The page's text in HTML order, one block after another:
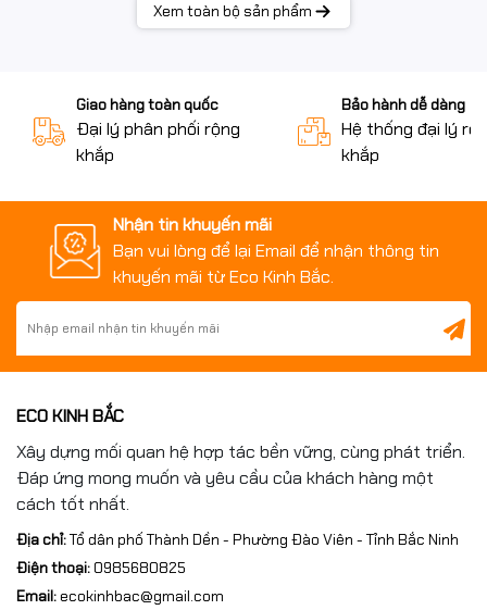
Gia công ren chi tiết cơ khí
Sản xuất kết cấu thép, khung máy
Gia công đồ gá, khuôn mẫu
Xưởng cơ khí sửa chữa và chế tạo
Sản xuất hàng loạt chi tiết cần taro ren
Xem toàn bộ sản phẩm
Giao hàng toàn quốc
Đại lý phân phối rộng
khắp
Bảo hành dễ dàng
Hệ thống đại lý
khắp
Nhận tin khuyến mãi
Bạn vui lòng để lại Email để nhận thông tin
khuyến mãi từ Eco Kinh Bắc.
ECO KINH BẮC
Xây dựng mối quan hệ hợp tác bền vững, cùng phát triển.
Đáp ứng mong muốn và yêu cầu của khách hàng một
cách tốt nhất.
Địa chỉ:Tổ dân phố Thành Dền - Phường Đào Viên - Tỉnh Bắc Ninh
Điện thoại:0985680825
Email:ecokinhbac@gmail.com